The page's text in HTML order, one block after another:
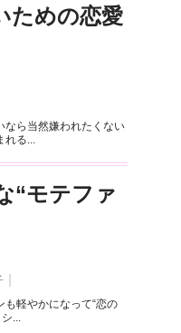
ための恋愛
なら当然嫌われたくない
れる...
“モテファ
軽やかになって“恋の
...